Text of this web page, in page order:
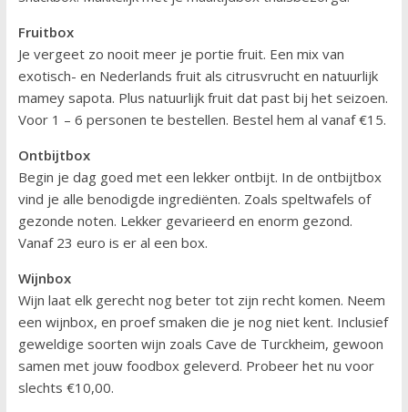
Fruitbox
Je vergeet zo nooit meer je portie fruit. Een mix van
exotisch- en Nederlands fruit als citrusvrucht en natuurlijk
mamey sapota. Plus natuurlijk fruit dat past bij het seizoen.
Voor 1 – 6 personen te bestellen. Bestel hem al vanaf €15.
Ontbijtbox
Begin je dag goed met een lekker ontbijt. In de ontbijtbox
vind je alle benodigde ingrediënten. Zoals speltwafels of
gezonde noten. Lekker gevarieerd en enorm gezond.
Vanaf 23 euro is er al een box.
Wijnbox
Wijn laat elk gerecht nog beter tot zijn recht komen. Neem
een wijnbox, en proef smaken die je nog niet kent. Inclusief
geweldige soorten wijn zoals Cave de Turckheim, gewoon
samen met jouw foodbox geleverd. Probeer het nu voor
slechts €10,00.